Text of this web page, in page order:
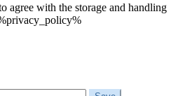
agree with the storage and handling